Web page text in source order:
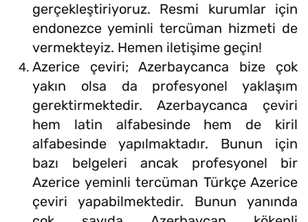
gerçekleştiriyoruz. Resmi kurumlar için
endonezce yeminli tercüman hizmeti de
vermekteyiz. Hemen iletişime geçin!
Azerice çeviri; Azerbaycanca bize çok
yakın olsa da profesyonel yaklaşım
gerektirmektedir. Azerbaycanca çeviri
hem latin alfabesinde hem de kiril
alfabesinde yapılmaktadır. Bunun için
bazı belgeleri ancak profesyonel bir
Azerice yeminli tercüman Türkçe Azerice
çeviri yapabilmektedir. Bunun yanında